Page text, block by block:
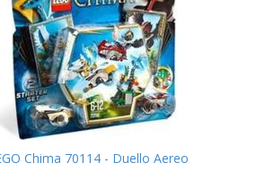
Chima 70114 - Duello Aereo